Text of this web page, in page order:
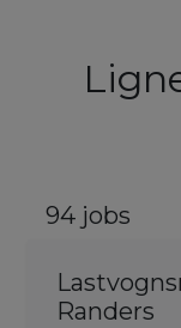
94 jobs
Randers